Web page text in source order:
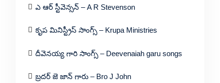
ఎ ఆర్ స్టీవెన్సన్ – A R Stevenson
కృప మినిస్ట్రీస్ సాంగ్స్ – Krupa Ministries
దీవెనయ్య గారి సాంగ్స్ – Deevenaiah garu songs
బ్రదర్ జె జాన్ గారు – Bro J John